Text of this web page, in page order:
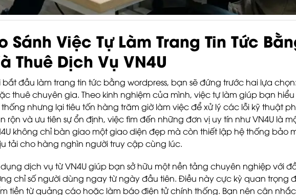
Sánh Việc Tự Làm Trang Tin Tức
Thuê Dịch Vụ VN4U
bắt đầu làm trang tin tức bằng wordpress, bạn sẽ đứng trước hai lựa
thuê chuyên gia. Theo kinh nghiệm của mình, việc tự làm giúp bạn
thống nhưng lại tiêu tốn hàng trăm giờ làm việc để xử lý các lỗi kỹ thuật
rộn và ưu tiên sự ổn định, việc tìm đến những đơn vị uy tín như VN4U là
không chỉ bàn giao một giao diện đẹp mà còn thiết lập hệ thống bảo
tải cho hàng nghìn người truy cập cùng lúc.
dụng dịch vụ từ VN4U giúp bạn sở hữu một nền tảng chuyên nghiệp với
chỉ số người dùng ngay từ ngày đầu tiên. Điều này cực kỳ quan trọng
tiền từ quảng cáo hoặc làm báo điện tử chính thống. Bạn nên cân